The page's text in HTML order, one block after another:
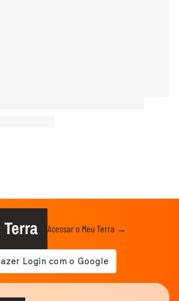
Acessar o Meu Terra →